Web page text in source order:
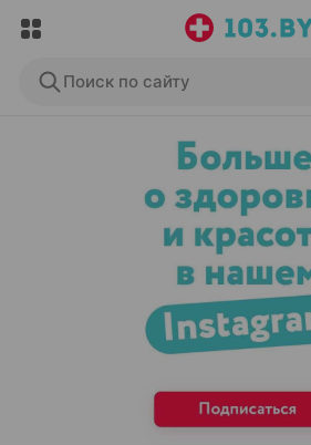
Поиск по сайту
ЭФФЕКТИВНАЯ РЕКЛАМА НА